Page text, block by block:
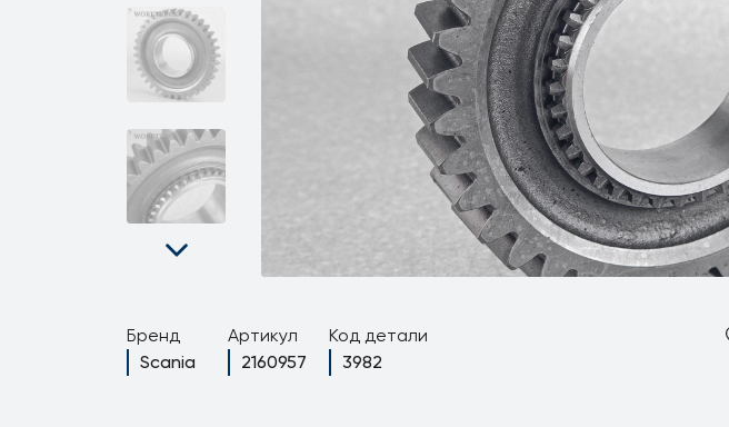
Бренд
Scania
Артикул
2160957
Код детали
3982